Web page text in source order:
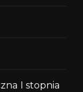
I stopnia